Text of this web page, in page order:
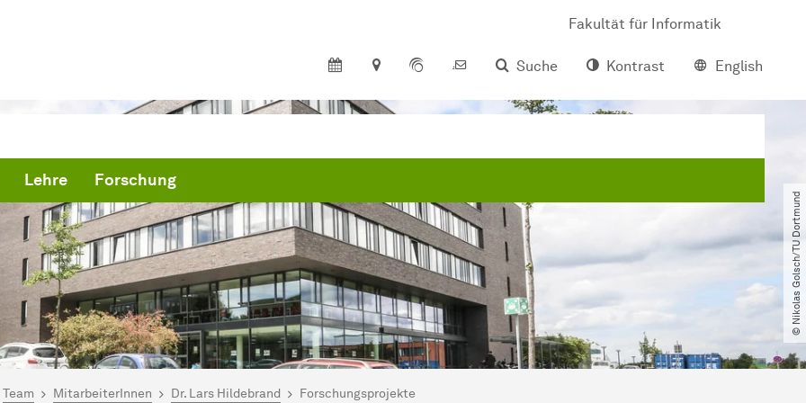
Fakultät für Informatik
Suche
Kontrast English
Lehre Forschung
© Nikolas Golsch​/​TU Dortmund
hier:
Team MitarbeiterInnen Dr. Lars Hildebrand Forschungsprojekte